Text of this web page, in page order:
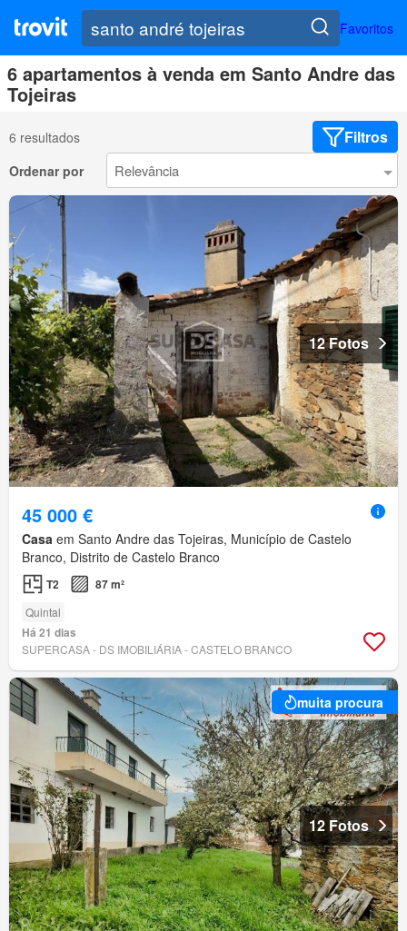
Favoritos
6 apartamentos à venda em Santo Andre das
Tojeiras
6 resultados Filtros
Ordenar por
12 Fotos
45 000 €
Casa em Santo Andre das Tojeiras, Município de Castelo
Branco, Distrito de Castelo Branco
T2 87 m²
Quintal
Há 21 dias
SUPERCASA - DS IMOBILIÁRIA - CASTELO BRANCO
muita procura
12 Fotos